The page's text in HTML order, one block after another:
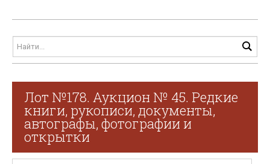
Лот №178. Аукцион № 45. Редкие
книги, рукописи, документы,
автографы, фотографии и
открытки